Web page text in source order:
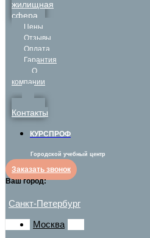
жилищная
сфера
Цены
Отзывы
Оплата
Гарантия
О
компании
Контакты
КУРСПРОФ
Городской учебный центр
Заказать звонок
Ваш город:
Санкт-Петербург
Москва